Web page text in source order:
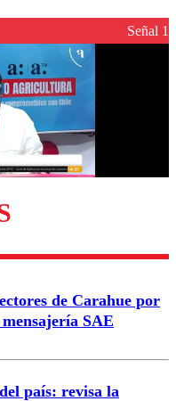
Señal 1
de Carahue por
SAE
país: revisa la